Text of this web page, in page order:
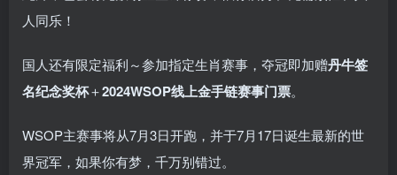
人同乐！
国人还有限定福利～参加指定生肖赛事，夺冠即加赠丹牛签
名纪念奖杯＋2024WSOP线上金手链赛事门票。
WSOP主赛事将从7月3日开跑，并于7月17日诞生最新的世
界冠军，如果你有梦，千万别错过。